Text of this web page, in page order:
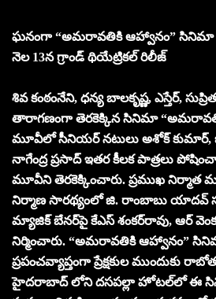
ఘనంగా “అమరావతికి ఆహ్వానం” సినిమా
నెల 13న గ్రాండ్ థియేట్రికల్ రిలీజ్
శివ కంఠంనేని, ధ‌న్య బాల‌కృష్ణ‌, ఎస్తేర్,
తారాగణంగా తెరకెక్కిన సినిమా
మూవీలో సీనియ‌ర్ న‌టులు అశోక్ కుమార్‌,
నాగేంద్ర ప్రసాద్ ఇతర కీల‌క‌ పాత్ర‌లు
మూవీని తెరకెక్కించారు. ప్ర‌ముఖ నిర్మాత
నిర్మాణ సార‌థ్యంలో జి. రాంబాబు యాద‌వ్
మ్యాజిక్ బేన‌ర్‌పై కేఎస్ శంక‌ర్‌రావు, ఆర్
నిర్మించారు. “అమరావతికి ఆహ్వానం”
ప్రపంచవ్యాప్తంగా ప్రేక్షకుల ముందుకు
హైదరాబాద్ లోని ద‌స‌ప‌ల్లా హోట‌ల్‌లో ఈ